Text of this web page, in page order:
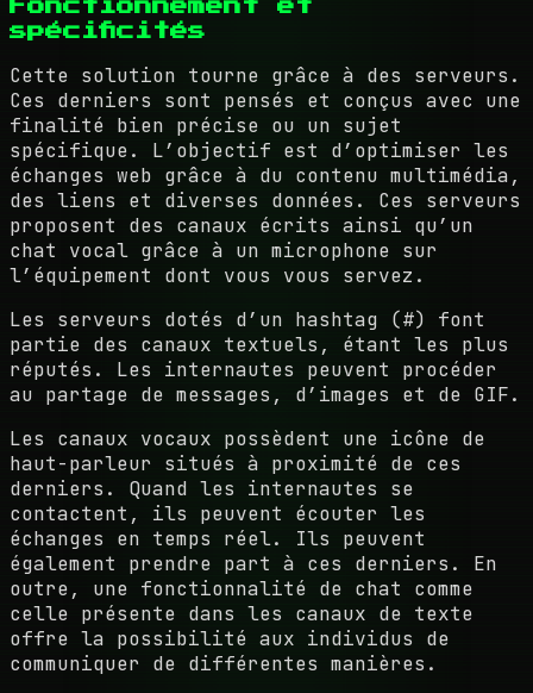
Fonctionnement et
spécificités
Cette solution tourne grâce à des serveurs.
Ces derniers sont pensés et conçus avec une
finalité bien précise ou un sujet
spécifique. L’objectif est d’optimiser les
échanges web grâce à du contenu multimédia,
des liens et diverses données. Ces serveurs
proposent des canaux écrits ainsi qu’un
chat vocal grâce à un microphone sur
l’équipement dont vous vous servez.
Les serveurs dotés d’un hashtag (#) font
partie des canaux textuels, étant les plus
réputés. Les internautes peuvent procéder
au partage de messages, d’images et de GIF.
Les canaux vocaux possèdent une icône de
haut-parleur situés à proximité de ces
derniers. Quand les internautes se
contactent, ils peuvent écouter les
échanges en temps réel. Ils peuvent
également prendre part à ces derniers. En
outre, une fonctionnalité de chat comme
celle présente dans les canaux de texte
offre la possibilité aux individus de
communiquer de différentes manières.